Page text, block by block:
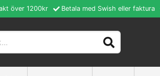
över 1200kr Betala med Swish eller faktura